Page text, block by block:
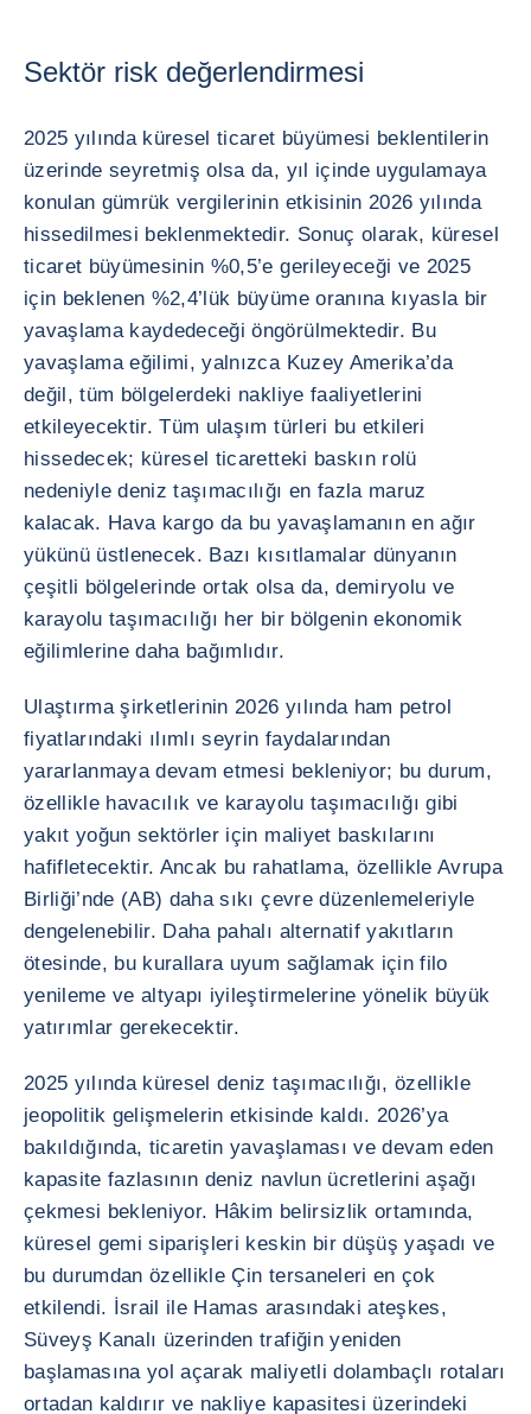
Sektör risk değerlendirmesi
2025 yılında küresel ticaret büyümesi beklentilerin
üzerinde seyretmiş olsa da, yıl içinde uygulamaya
konulan gümrük vergilerinin etkisinin 2026 yılında
hissedilmesi beklenmektedir. Sonuç olarak, küresel
ticaret büyümesinin %0,5’e gerileyeceği ve 2025
için beklenen %2,4’lük büyüme oranına kıyasla bir
yavaşlama kaydedeceği öngörülmektedir. Bu
yavaşlama eğilimi, yalnızca Kuzey Amerika’da
değil, tüm bölgelerdeki nakliye faaliyetlerini
etkileyecektir. Tüm ulaşım türleri bu etkileri
hissedecek; küresel ticaretteki baskın rolü
nedeniyle deniz taşımacılığı en fazla maruz
kalacak. Hava kargo da bu yavaşlamanın en ağır
yükünü üstlenecek. Bazı kısıtlamalar dünyanın
çeşitli bölgelerinde ortak olsa da, demiryolu ve
karayolu taşımacılığı her bir bölgenin ekonomik
eğilimlerine daha bağımlıdır.
Ulaştırma şirketlerinin 2026 yılında ham petrol
fiyatlarındaki ılımlı seyrin faydalarından
yararlanmaya devam etmesi bekleniyor; bu durum,
özellikle havacılık ve karayolu taşımacılığı gibi
yakıt yoğun sektörler için maliyet baskılarını
hafifletecektir. Ancak bu rahatlama, özellikle Avrupa
Birliği’nde (AB) daha sıkı çevre düzenlemeleriyle
dengelenebilir. Daha pahalı alternatif yakıtların
ötesinde, bu kurallara uyum sağlamak için filo
yenileme ve altyapı iyileştirmelerine yönelik büyük
yatırımlar gerekecektir.
2025 yılında küresel deniz taşımacılığı, özellikle
jeopolitik gelişmelerin etkisinde kaldı. 2026’ya
bakıldığında, ticaretin yavaşlaması ve devam eden
kapasite fazlasının deniz navlun ücretlerini aşağı
çekmesi bekleniyor. Hâkim belirsizlik ortamında,
küresel gemi siparişleri keskin bir düşüş yaşadı ve
bu durumdan özellikle Çin tersaneleri en çok
etkilendi. İsrail ile Hamas arasındaki ateşkes,
Süveyş Kanalı üzerinden trafiğin yeniden
başlamasına yol açarak maliyetli dolambaçlı rotaları
ortadan kaldırır ve nakliye kapasitesi üzerindeki